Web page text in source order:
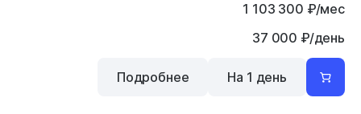
1 103 300 ₽/мес
37 000 ₽/день
Подробнее На 1 день